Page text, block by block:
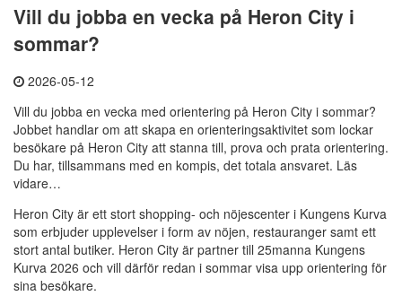
Vill du jobba en vecka på Heron City i
sommar?
2026-05-12
Vill du jobba en vecka med orientering på Heron City i sommar?
Jobbet handlar om att skapa en orienteringsaktivitet som lockar
besökare på Heron City att stanna till, prova och prata orientering.
Du har, tillsammans med en kompis, det totala ansvaret. Läs
vidare…
Heron City är ett stort shopping- och nöjescenter i Kungens Kurva
som erbjuder upplevelser i form av nöjen, restauranger samt ett
stort antal butiker. Heron City är partner till 25manna Kungens
Kurva 2026 och vill därför redan i sommar visa upp orientering för
sina besökare.